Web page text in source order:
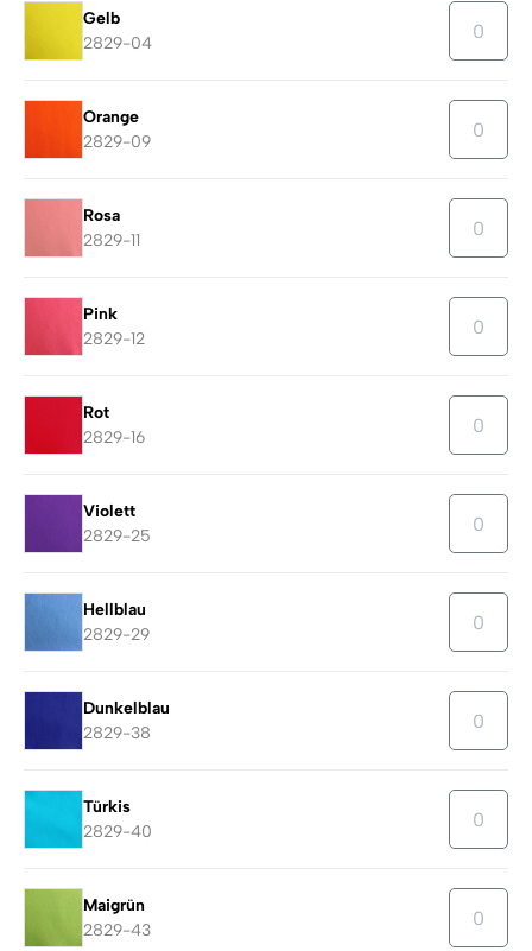
Gelb
2829-04
Orange
2829-09
Rosa
2829-11
Pink
2829-12
Rot
2829-16
Violett
2829-25
Hellblau
2829-29
Dunkelblau
2829-38
Türkis
2829-40
Maigrün
2829-43